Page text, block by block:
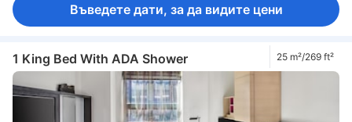
Въведете дати, за да видите цени
1 King Bed With ADA Shower 25 m²/269 ft²